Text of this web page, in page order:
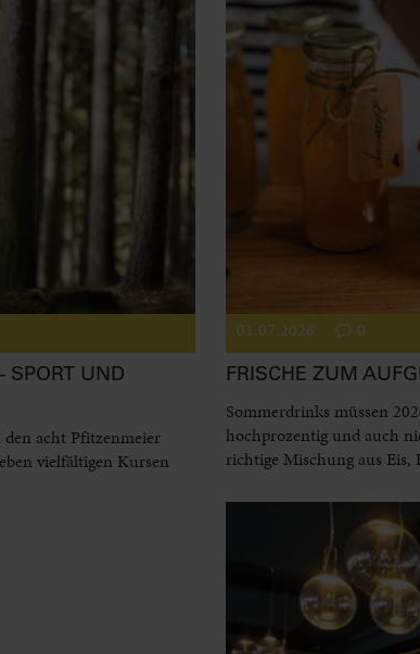
SPORT UND
acht Pfitzenmeier
vielfältigen Kursen
01.07.2026 0
FRISCHE ZUM
Sommerdrinks müssen
hochprozentig und auch
richtige Mischung aus Eis,